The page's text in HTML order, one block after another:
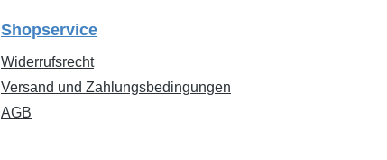
Shopservice
Widerrufsrecht
Versand und Zahlungsbedingungen
AGB